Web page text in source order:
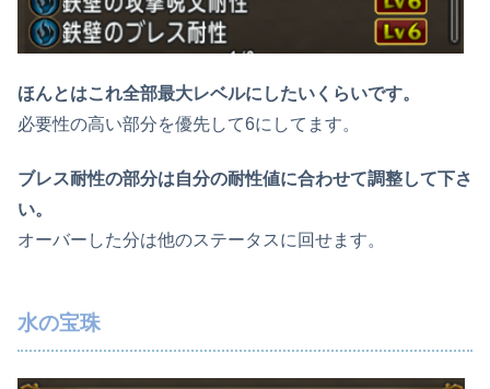
ほんとはこれ全部最大レベルにしたいくらいです。
必要性の高い部分を優先して6にしてます。
ブレス耐性の部分は自分の耐性値に合わせて調整して下さ
い。
オーバーした分は他のステータスに回せます。
水の宝珠